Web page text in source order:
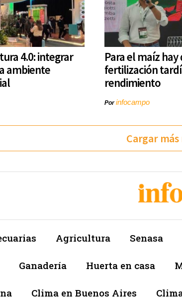
4.0: integrar
ambiente
Para el maíz
fertilización
rendimiento
Porinfocampo
Cargar
Agricultura Senasa
Ganadería Huerta en casa
Clima en Buenos Aires